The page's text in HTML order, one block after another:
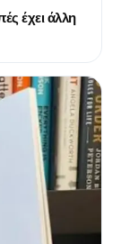
έχει άλλη